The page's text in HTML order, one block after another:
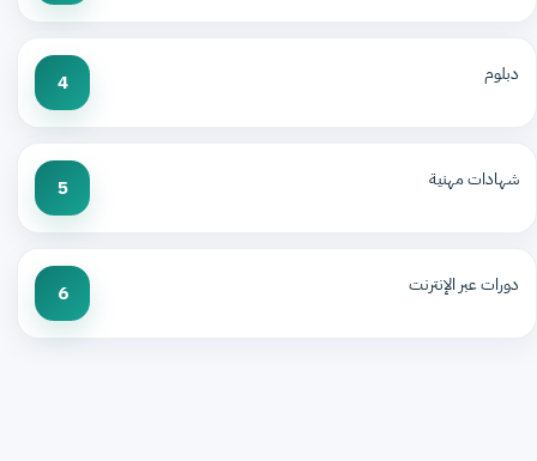
دبلوم 4
شهادات مهنية 5
دورات عبر الإنترنت 6